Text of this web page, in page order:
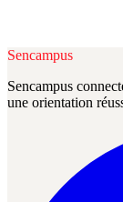
Sencampus
Sencampus
une orientation